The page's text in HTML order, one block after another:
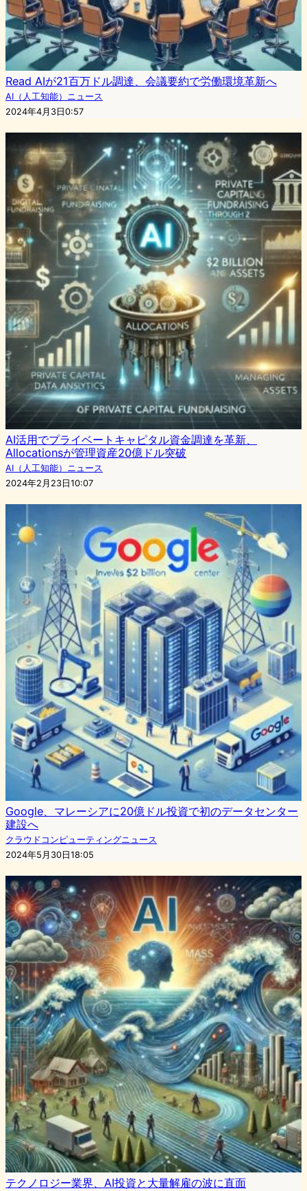
Read AIが21百万ドル調達、会議要約で労働環境革新へ
AI（人工知能）ニュース
2024年4月3日0:57
AI活用でプライベートキャピタル資金調達を革新、
Allocationsが管理資産20億ドル突破
AI（人工知能）ニュース
2024年2月23日10:07
Google、マレーシアに20億ドル投資で初のデータセンター
建設へ
クラウドコンピューティングニュース
2024年5月30日18:05
テクノロジー業界、AI投資と大量解雇の波に直面